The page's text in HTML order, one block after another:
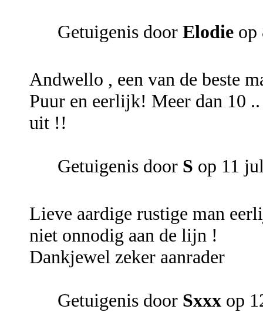
Getuigenis door Elodie op
Andwello , een van de beste
Puur en eerlijk! Meer dan 10
uit !!
Getuigenis door S op 11
Lieve aardige rustige man
niet onnodig aan de lijn !
Dankjewel zeker aanrader
Getuigenis door Sxxx op